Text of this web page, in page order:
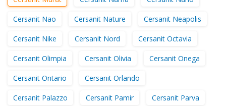
Cersanit Nao Cersanit Nature Cersanit Neapolis
Cersanit Nike Cersanit Nord Cersanit Octavia
Cersanit Olimpia Cersanit Olivia Cersanit Onega
Cersanit Ontario Cersanit Orlando
Cersanit Palazzo Cersanit Pamir Cersanit Parva